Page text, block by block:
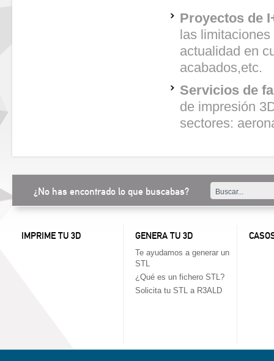
Proyectos de
las
actualidad en
acabados,etc.
Servicios de
de impresión
sectores:
¿No has encontrado lo que buscabas?
IMPRIME TU 3D GENERA TU 3D
Te ayudamos a generar un
STL
¿Qué es un fichero STL?
Solicita tu STL a R3ALD